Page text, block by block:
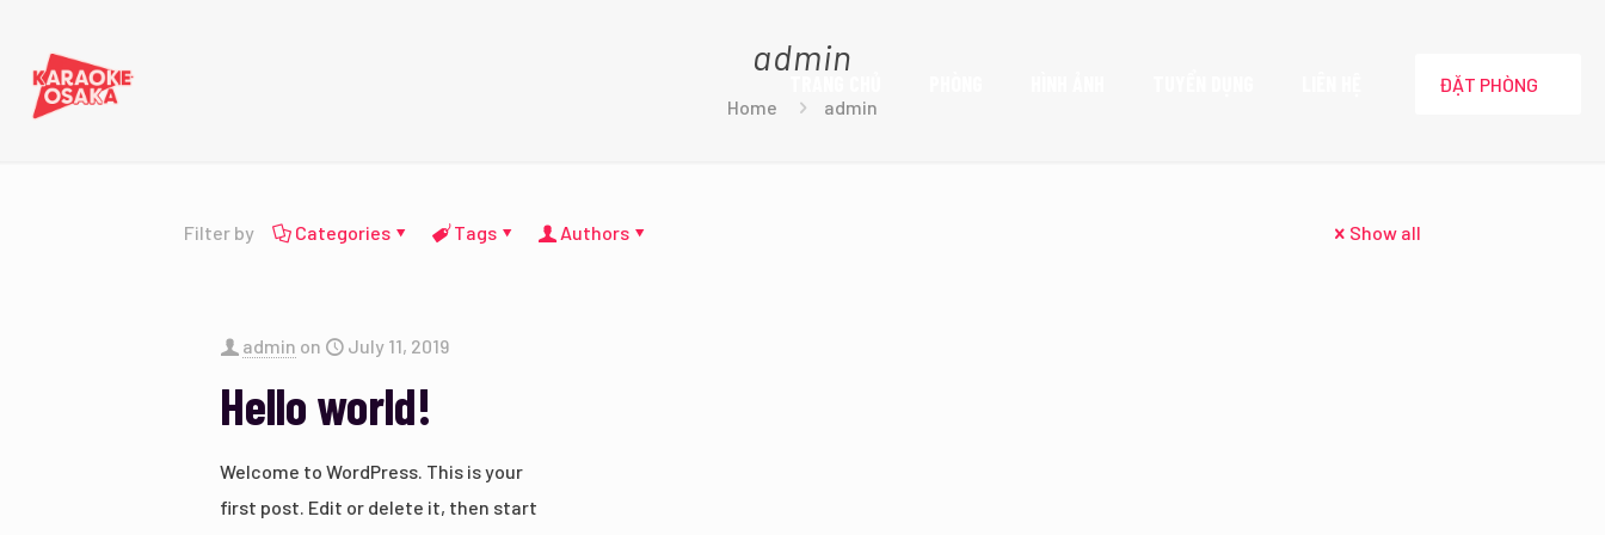
ĐẶT PHÒNG
admin
Home admin
Filter by Categories Tags Authors Show all
admin on July 11, 2019
Hello world!
Welcome to WordPress. This is your
first post. Edit or delete it, then start